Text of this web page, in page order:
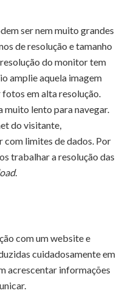
ser nem muito grandes
de resolução e tamanho
do monitor tem
amplie aquela imagem
em alta resolução.
muito lento para navegar.
do visitante,
com limites de dados. Por
trabalhar a resolução das
.
com um website e
cuidadosamente em
acrescentar informações